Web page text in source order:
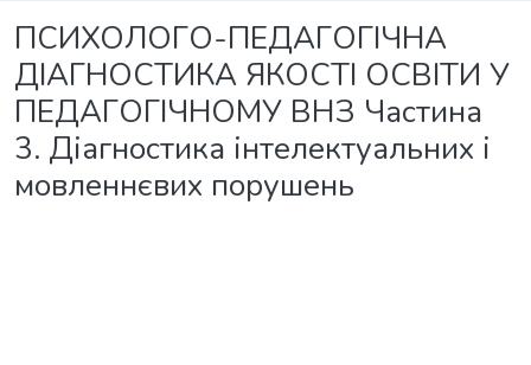
ПСИХОЛОГО-ПЕДАГОГІЧНА
ДІАГНОСТИКА ЯКОСТІ ОСВІТИ У
ПЕДАГОГІЧНОМУ ВНЗ Частина
3. Діагностика інтелектуальних і
мовленнєвих порушень